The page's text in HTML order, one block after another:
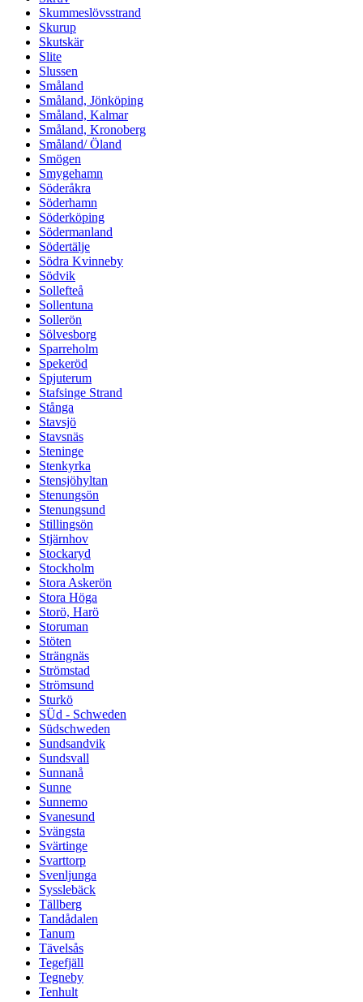
Skummeslövsstrand
Skurup
Skutskär
Slite
Slussen
Småland
Småland, Jönköping
Småland, Kalmar
Småland, Kronoberg
Småland/ Öland
Smögen
Smygehamn
Söderåkra
Söderhamn
Söderköping
Södermanland
Södertälje
Södra Kvinneby
Södvik
Sollefteå
Sollentuna
Sollerön
Sölvesborg
Sparreholm
Spekeröd
Spjuterum
Stafsinge Strand
Stånga
Stavsjö
Stavsnäs
Steninge
Stenkyrka
Stensjöhyltan
Stenungsön
Stenungsund
Stillingsön
Stjärnhov
Stockaryd
Stockholm
Stora Askerön
Stora Höga
Storö, Harö
Storuman
Stöten
Strängnäs
Strömstad
Strömsund
Sturkö
SÜd - Schweden
Südschweden
Sundsandvik
Sundsvall
Sunnanå
Sunne
Sunnemo
Svanesund
Svängsta
Svärtinge
Svarttorp
Svenljunga
Sysslebäck
Tällberg
Tandådalen
Tanum
Tävelsås
Tegefjäll
Tegneby
Tenhult